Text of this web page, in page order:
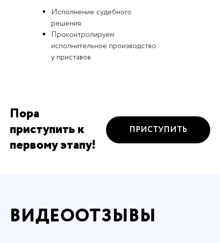
Исполнение судебного
решения.
Проконтролируем
исполнительное производство
у приставов.
Пора
приступить к
первому этапу!
ПРИСТУПИТЬ
ВИДЕООТЗЫВЫ